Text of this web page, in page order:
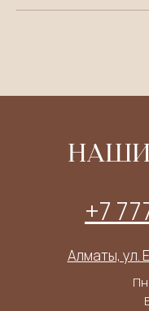
НАШИ
+7
Алматы, ул.